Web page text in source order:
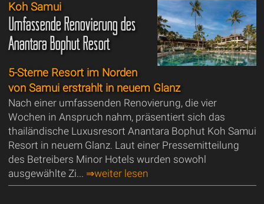
Koh Samui
Umfassende Renovierung des
Anantara Bophut Resort
5-Sterne Resort im Norden
von Samui erstrahlt in neuem Glanz
Nach einer umfassenden Renovierung, die vier
Wochen in Anspruch nahm, präsentiert sich das
thailändische Luxusresort Anantara Bophut Koh Samui
Resort in neuem Glanz. Laut einer Pressemitteilung
des Betreibers Minor Hotels wurden sowohl
ausgewählte Zi... ⇒weiter lesen